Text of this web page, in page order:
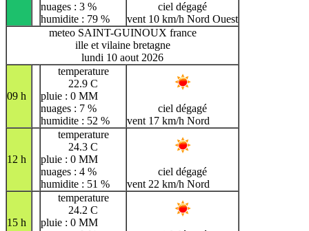
nuages : 3 %
humidite : 79 %
ciel dégagé
vent 10 km/h Nord Ouest
meteo SAINT-GUINOUX france
ille et vilaine bretagne
lundi 10 aout 2026
09 h
temperature
22.9 C
pluie : 0 MM
nuages : 7 %
humidite : 52 %
ciel dégagé
vent 17 km/h Nord
12 h
temperature
24.3 C
pluie : 0 MM
nuages : 4 %
humidite : 51 %
ciel dégagé
vent 22 km/h Nord
15 h
temperature
24.2 C
pluie : 0 MM